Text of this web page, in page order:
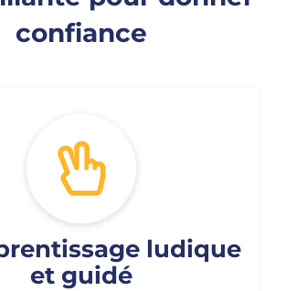
confiance
ludique
et guidé